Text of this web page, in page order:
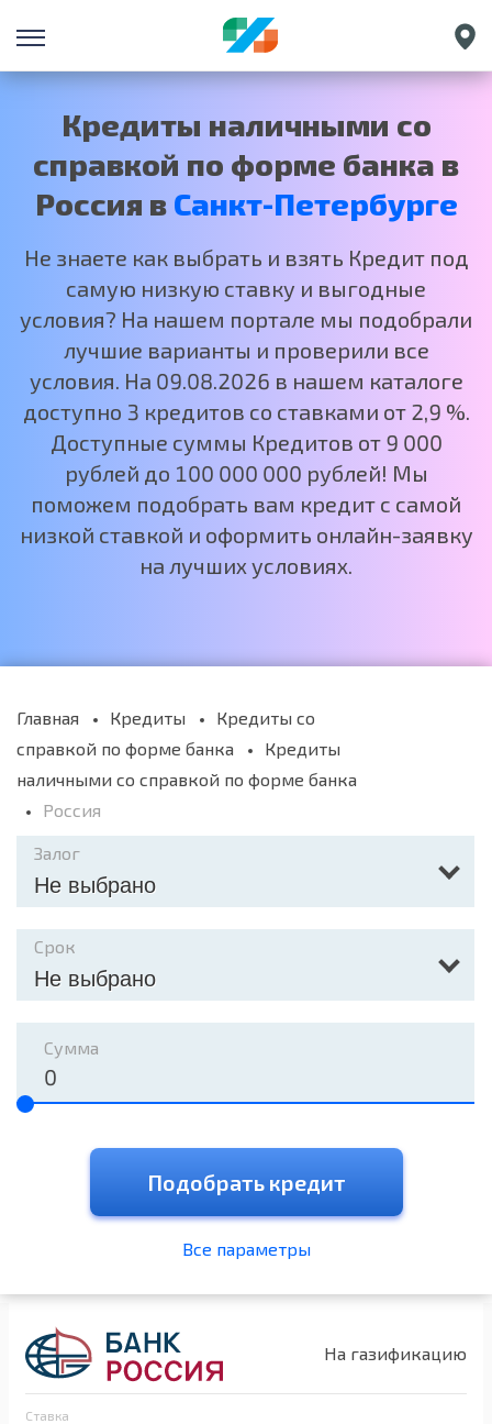
Екатеринбург
Москва
Кредиты наличными со
справкой по форме банка в
Россия в Санкт-Петербурге
Не знаете как выбрать и взять Кредит под
самую низкую ставку и выгодные
условия? На нашем портале мы подобрали
лучшие варианты и проверили все
условия. На 09.08.2026 в нашем каталоге
доступно 3 кредитов со ставками от 2,9 %.
Доступные суммы Кредитов от 9 000
рублей до 100 000 000 рублей! Мы
поможем подобрать вам кредит с самой
низкой ставкой и оформить онлайн-заявку
на лучших условиях.
Главная Кредиты
Кредиты со
справкой по форме банка
Кредиты
наличными со справкой по форме банка
Россия
Залог
Не выбрано
Срок
Не выбрано
Сумма
Подобрать кредит
Все параметры
На газификацию
Ставка